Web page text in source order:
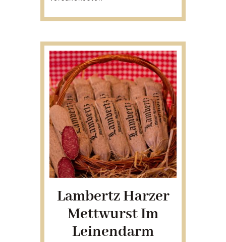
Lambertz Harzer
Mettwurst Im
Leinendarm